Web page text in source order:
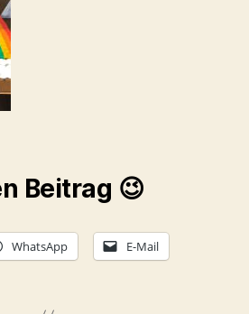
Beitrag 😉
WhatsApp E-Mail